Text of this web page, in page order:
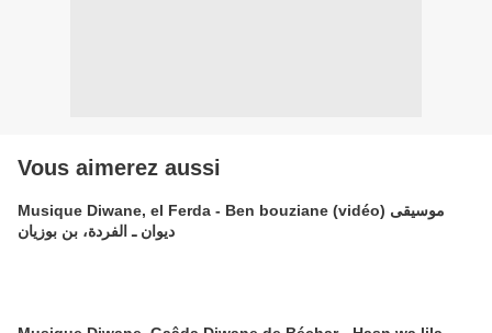
Vous aimerez aussi
Musique Diwane, el Ferda - Ben bouziane (vidéo) موسيقى
ديوان ـ الفردة، بن بوزيان